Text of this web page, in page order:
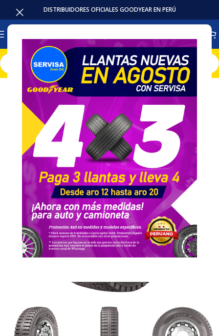
DISTRIBUIDORES OFICIALES GOODYEAR EN PERÚ
Inicio Llantas Camion